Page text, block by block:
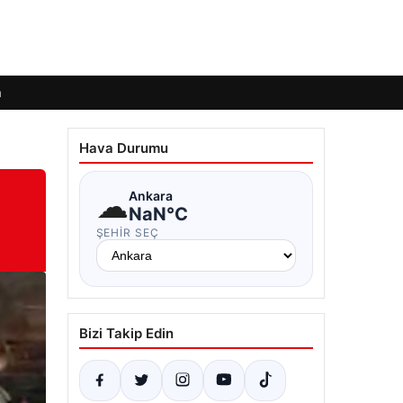
Hava Durumu
☁Ankara
NaN°C
ŞEHIR SEÇ
Bizi Takip Edin